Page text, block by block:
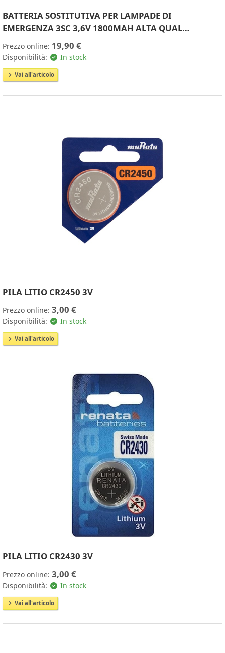
BATTERIA SOSTITUTIVA PER LAMPADE DI
EMERGENZA 3SC 3,6V 1800MAH ALTA QUAL…
Prezzo online: 19,90 €
Disponibilità: In stock
Vai all'articolo
PILA LITIO CR2450 3V
Prezzo online: 3,00 €
Disponibilità: In stock
Vai all'articolo
PILA LITIO CR2430 3V
Prezzo online: 3,00 €
Disponibilità: In stock
Vai all'articolo